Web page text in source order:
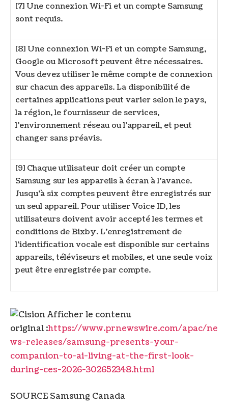
[7] Une connexion Wi-Fi et un compte Samsung
sont requis.
[8] Une connexion Wi-Fi et un compte Samsung,
Google ou Microsoft peuvent être nécessaires.
Vous devez utiliser le même compte de connexion
sur chacun des appareils. La disponibilité de
certaines applications peut varier selon le pays,
la région, le fournisseur de services,
l’environnement réseau ou l’appareil, et peut
changer sans préavis.
[9] Chaque utilisateur doit créer un compte
Samsung sur les appareils à écran à l’avance.
Jusqu’à six comptes peuvent être enregistrés sur
un seul appareil. Pour utiliser Voice ID, les
utilisateurs doivent avoir accepté les termes et
conditions de Bixby. L’enregistrement de
l’identification vocale est disponible sur certains
appareils, téléviseurs et mobiles, et une seule voix
peut être enregistrée par compte.
Afficher le contenu
original :https://www.prnewswire.com/apac/ne
ws-releases/samsung-presents-your-
companion-to-ai-living-at-the-first-look-
during-ces-2026-302652348.html
SOURCE Samsung Canada